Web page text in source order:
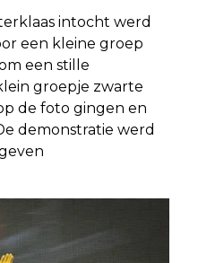
intocht werd
een kleine groep
een stille
groepje zwarte
de foto gingen en
demonstratie werd